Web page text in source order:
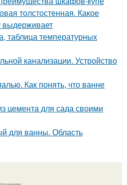
толстостенная. Какое
выдерживает
таблица температурных
канализации. Устройство
Как понять, что ванне
цемента для сада своими
для ванны. Область